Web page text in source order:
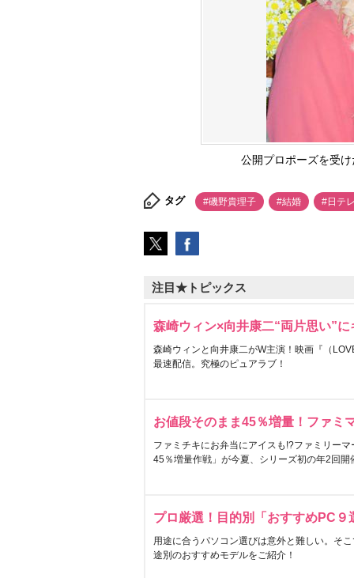
公開プロポーズを受
タグ #磯野貴理子 #結婚 #日テ
注目★トピックス
森崎ウィン×向井康二“両片思い”
森崎ウィンと向井康二がW主演！映画『（
最速配信。究極のピュアラブ！
お値段そのまま45％増量！ファミ
ファミチキにお弁当にアイスも!?ファミリー
45％増量作戦」が今夏、シリーズ初の年2回開
プロ厳選！目的別「おすすめPC９
用途に合うパソコン選びは意外と難しい。そ
途別のおすすめモデルをご紹介！